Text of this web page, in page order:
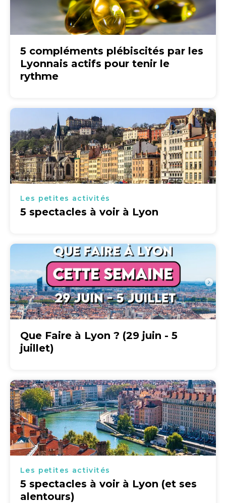
5 compléments plébiscités par les
Lyonnais actifs pour tenir le
rythme
Les petites activités
5 spectacles à voir à Lyon
Que Faire à Lyon ? (29 juin - 5
juillet)
Les petites activités
5 spectacles à voir à Lyon (et ses
alentours)